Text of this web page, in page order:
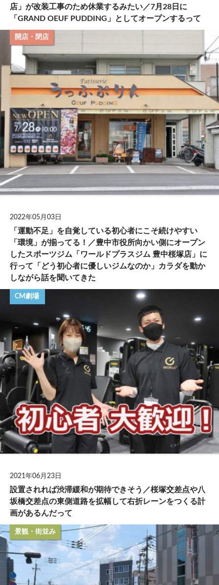
店」が改装工事のため休業するみたい／7月28日に
「GRAND OEUF PUDDING」としてオープンするって
開店・閉店
2022年05月03日
「運動不足」を自覚している初心者にこそ続けやすい
「環境」が揃ってる！／豊中市役所向かい側にオープン
したスポーツジム「ワールドプラスジム 豊中桜塚店」に
行って「どう初心者に優しいジムなのか」カラダを動か
しながら話を聞いてきた
CM劇場
2021年06月23日
設置されれば渋滞緩和が期待できそう／桜塚交差点や八
坂橋交差点の東側道路を拡幅して右折レーンをつくる計
画があるんだって
景観・街並み